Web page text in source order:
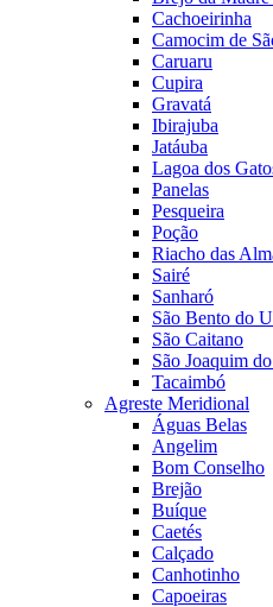
Cachoeirinha
Camocim de
Caruaru
Cupira
Gravatá
Ibirajuba
Jatáuba
Lagoa dos
Panelas
Pesqueira
Poção
Riacho das
Sairé
Sanharó
São Bento do
São Caitano
São Joaquim
Tacaimbó
Agreste Meridional
Águas Belas
Angelim
Bom Conselho
Brejão
Buíque
Caetés
Calçado
Canhotinho
Capoeiras